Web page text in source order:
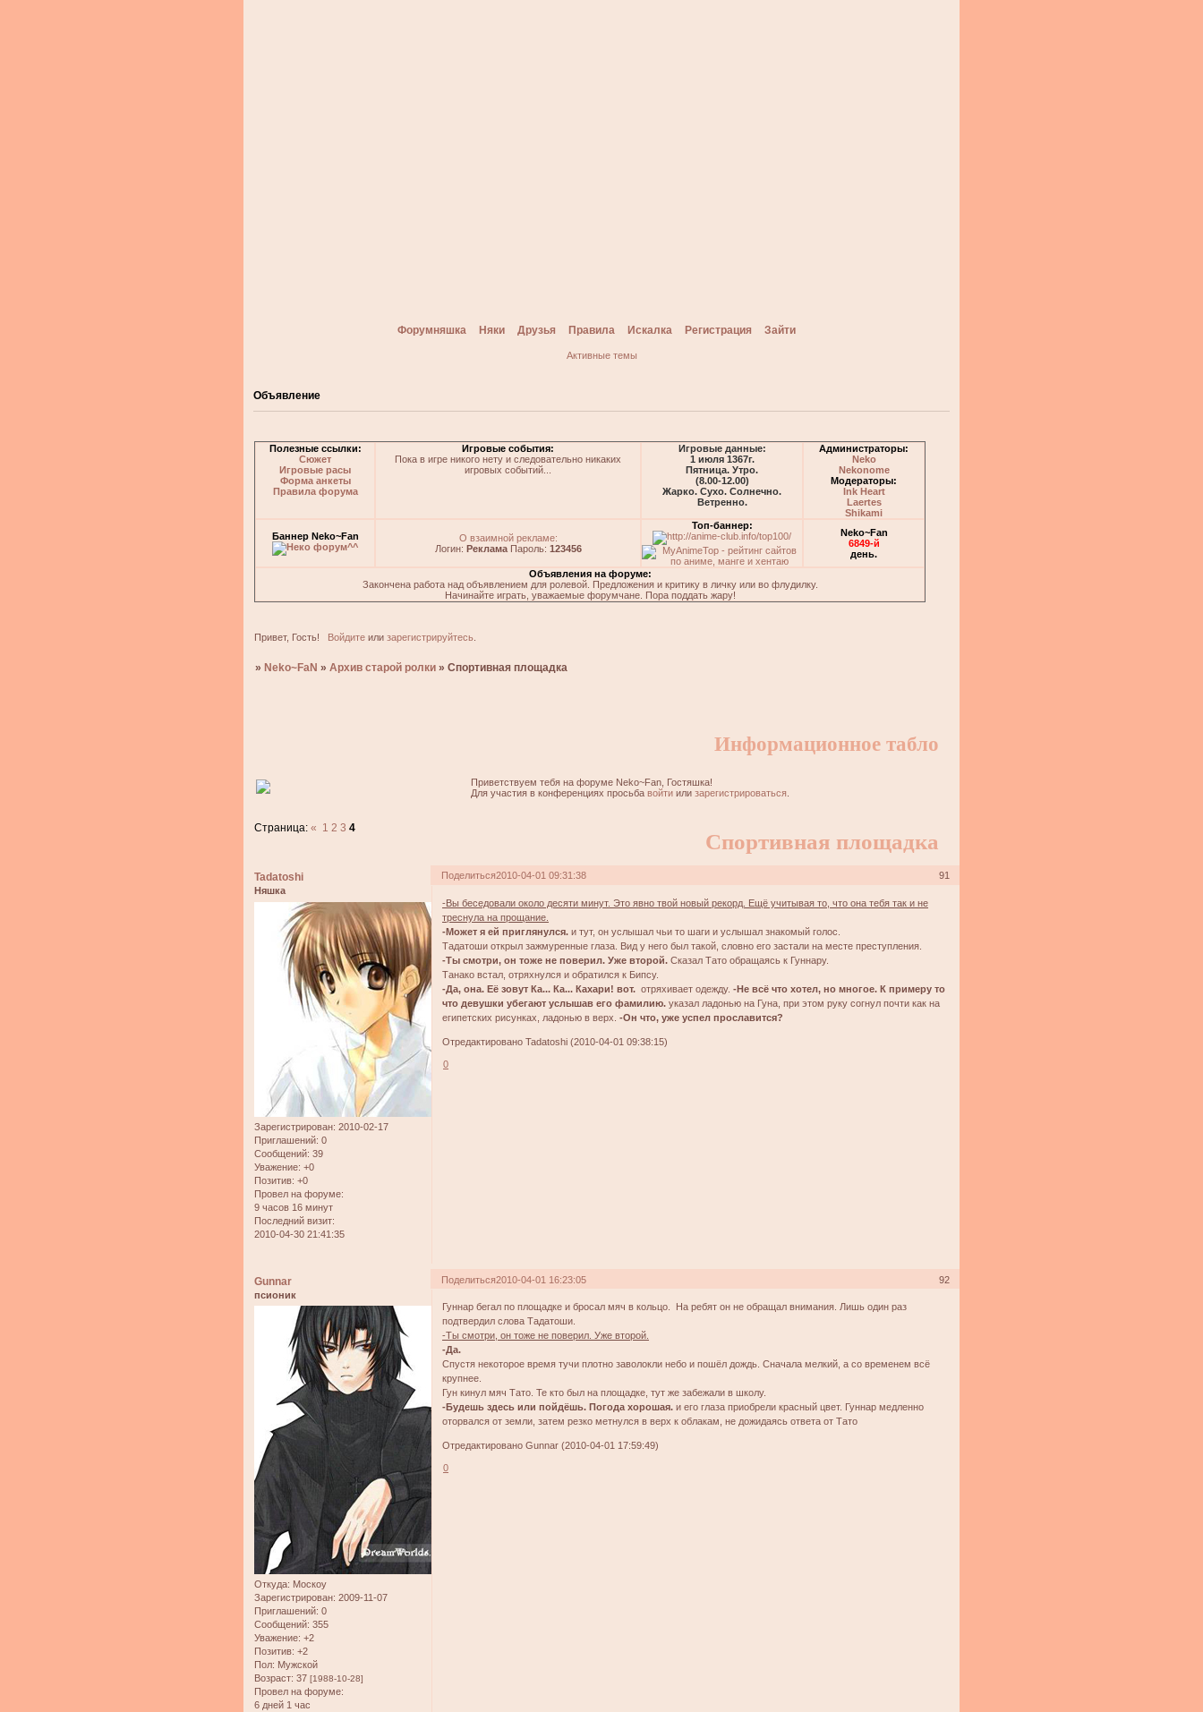
Форумняшка Няки Друзья Правила Искалка Регистрация Зайти
Активные темы
Объявление
Полезные ссылки:
Сюжет
Игровые расы
Форма анкеты
Правила форума
Игровые события:
Пока в игре никого нету и следовательно никаких
игровых событий...
Игровые данные:
1 июля 1367г.
Пятница. Утро.
(8.00-12.00)
Жарко. Сухо. Солнечно.
Ветренно.
Администраторы:
Neko
Nekonome
Модераторы:
Ink Heart
Laertes
Shikami
Баннер Neko~Fan
О взаимной рекламе:
Логин: РекламаПароль: 123456
Топ-баннер:
Neko~Fan
6849-й
день.
Объявления на форуме:
Закончена работа над объявлением для ролевой. Предложения и критику в личку или во флудилку.
Начинайте играть, уважаемые форумчане. Пора поддать жару!
Привет, Гость! Войдитеили зарегистрируйтесь.
» Neko~FaN »Архив старой ролки »Спортивная площадка
Информационное табло
Приветствуем тебя на форуме Neko~Fan, Гостяшка!
Для участия в конференциях просьба войти или зарегистрироваться
Спортивная площадка
Страница:« 1 2 3 4
Поделиться 91
2010-04-01 09:31:38
Tadatoshi
Няшка
Зарегистрирован: 2010-02-17
Приглашений: 0
Сообщений: 39
Уважение: +0
Позитив: +0
Провел на форуме:
9 часов 16 минут
Последний визит:
2010-04-30 21:41:35
-Вы беседовали около десяти минут. Это явно твой новый рекорд. Ещё учитывая то, что она тебя так и не
треснула на прощание.
-Может я ей приглянулся. и тут, он услышал чьи то шаги и услышал знакомый голос.
Тадатоши открыл зажмуренные глаза. Вид у него был такой, словно его застали на месте преступления.
-Ты смотри, он тоже не поверил. Уже второй. Сказал Тато обращаясь к Гуннару.
Танако встал, отряхнулся и обратился к Бипсу.
-Да, она. Её зовут Ка... Ка... Кахари! вот.отряхивает одежду.-Не всё что хотел, но многое. К примеру то
что девушки убегают услышав его фамилию.указал ладонью на Гуна, при этом руку согнул почти как на
египетских рисунках, ладонью в верх.-Он что, уже успел прославится?
Отредактировано Tadatoshi (2010-04-01 09:38:15)
0
Поделиться 92
2010-04-01 16:23:05
Gunnar
псионик
Откуда: Москоу
Зарегистрирован: 2009-11-07
Приглашений: 0
Сообщений: 355
Уважение: +2
Позитив: +2
Пол: Мужской
Возраст: 37 [1988-10-28]
Провел на форуме:
6 дней 1 час
Гуннар бегал по площадке и бросал мяч в кольцо. На ребят он не обращал внимания. Лишь один раз
подтвердил слова Тадатоши.
-Ты смотри, он тоже не поверил. Уже второй.
-Да.
Спустя некоторое время тучи плотно заволокли небо и пошёл дождь. Сначала мелкий, а со временем всё
крупнее.
Гун кинул мяч Тато. Те кто был на площадке, тут же забежали в школу.
-Будешь здесь или пойдёшь. Погода хорошая. и его глаза приобрели красный цвет. Гуннар медленно
оторвался от земли, затем резко метнулся в верх к облакам, не дожидаясь ответа от Тато
Отредактировано Gunnar (2010-04-01 17:59:49)
0